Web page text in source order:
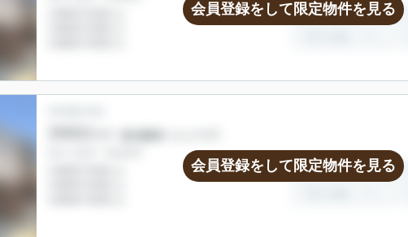
会員登録をして限定物件を見る
会員登録をして限定物件を見る